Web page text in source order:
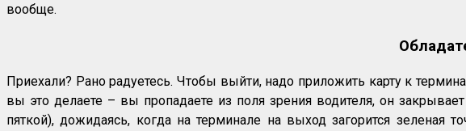
вообще.
Приехали? Рано радуетесь. Чтобы выйти, надо приложить карту к
вы это делаете – вы пропадаете из поля зрения водителя, он
пяткой), дожидаясь, когда на терминале на выход загорится зеленая